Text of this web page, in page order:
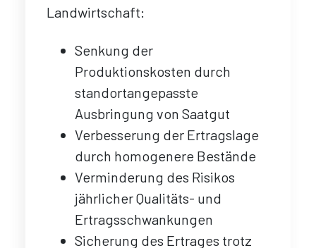
Landwirtschaft:
Senkung der
Produktionskosten durch
standortangepasste
Ausbringung von Saatgut
Verbesserung der Ertragslage
durch homogenere Bestände
Verminderung des Risikos
jährlicher Qualitäts- und
Ertragsschwankungen
Sicherung des Ertrages trotz